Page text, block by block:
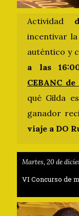
Actividad
incentivar
auténtico y
a las
CEBANC
qué Gilda
ganador
viaje a DO
Martes, 20 de
VI Concurso de